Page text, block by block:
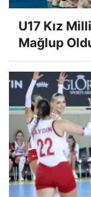
U17 Kız
Mağlup